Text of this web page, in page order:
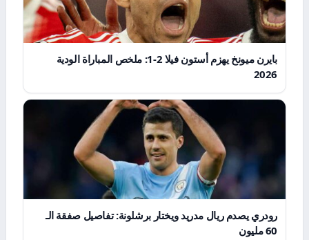
بايرن ميونخ يهزم أستون فيلا 2-1: ملخص المباراة الودية
2026
رودري يصدم ريال مدريد ويختار برشلونة: تفاصيل صفقة الـ
60 مليون